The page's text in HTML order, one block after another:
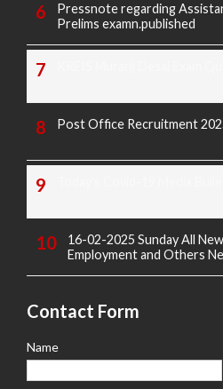
Pressnote regarding
Prelims examn.published
Post Office Recruitment
16-02-2025 Sunday All
Employment and Others
Contact Form
Name